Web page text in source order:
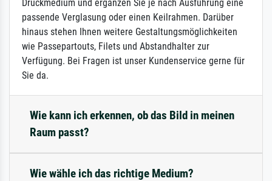
Druckmedium und ergänzen Sie je nach Ausführung eine
passende Verglasung oder einen Keilrahmen. Darüber
hinaus stehen Ihnen weitere Gestaltungsmöglichkeiten
wie Passepartouts, Filets und Abstandhalter zur
Verfügung. Bei Fragen ist unser Kundenservice gerne für
Sie da.
Wie kann ich erkennen, ob das Bild in meinen
Raum passt?
Wie wähle ich das richtige Medium?